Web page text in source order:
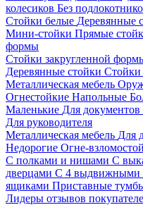
колесиков Без
Стойки белые Деревянные
Мини-стойки Прямые
формы
Стойки закругленной
Деревянные стойки Стойки
Металлическая мебель
Огнестойкие Напольные
Маленькие Для документов
Для руководителя
Металлическая мебель Для
Недорогие Огне-
С полками и нишами С
дверцами С 4 выдвижными
ящиками Приставные
Лидеры отзывов